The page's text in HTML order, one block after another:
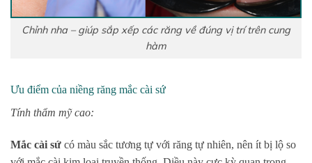
Chỉnh nha – giúp sắp xếp các răng về đúng vị trí trên cung
hàm
Ưu điểm của niềng răng mắc cài sứ
Tính thẩm mỹ cao:
Mắc cài sứ có màu sắc tương tự với răng tự nhiên, nên ít bị lộ so